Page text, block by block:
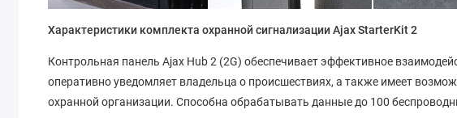
Характеристики комплекта охранной сигнализации Ajax StarterKit 2
Контрольная панель Ajax Hub 2 (2G) обеспечивает эффективное
оперативно уведомляет владельца о происшествиях, а также имеет
охранной организации. Способна обрабатывать данные до 100